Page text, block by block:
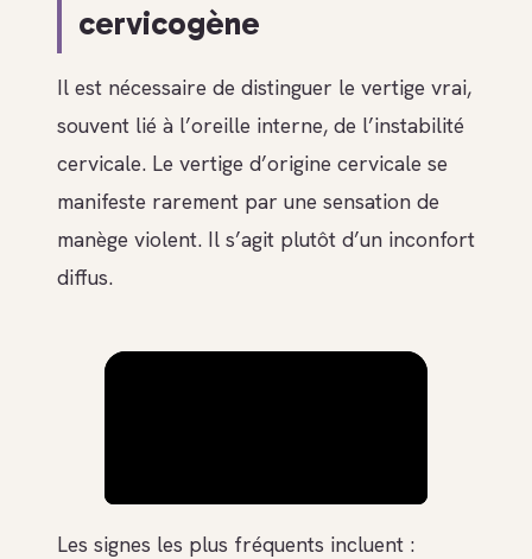
cervicogène
Il est nécessaire de distinguer le vertige vrai,
souvent lié à l’oreille interne, de l’instabilité
cervicale. Le vertige d’origine cervicale se
manifeste rarement par une sensation de
manège violent. Il s’agit plutôt d’un inconfort
diffus.
Les signes les plus fréquents incluent :